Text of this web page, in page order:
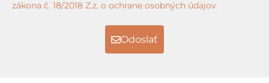
zákona č. 18/2018 Z.z. o ochrane osobných údajov.
Odoslať